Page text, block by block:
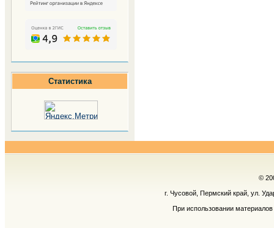
Статистика
©
г. Чусовой, Пермский край, ул.
При использовании